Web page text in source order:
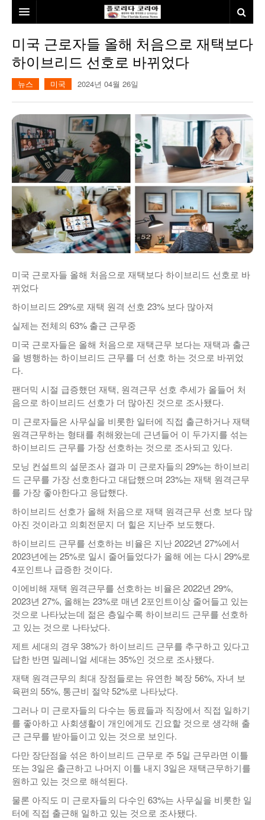
본사소개
뉴스
미국
발행인칼럼
김명열칼럼
이명덕칼럼
김선옥칼럼
김원동칼럼
건강
본보특집
100인선/독자광장
100인선
독자광장
여행
인근여행지
놀이공원
낚시/비치
골프
인터뷰/탐방
미국 근로자들 올해 처음으로 재택보다
하이브리드 선호로 바뀌었다
뉴스 미국 2024년 04월 26일
미국 근로자들 올해 처음으로 재택보다 하이브리드 선호로 바
뀌었다
하이브리드 29%로 재택 원격 선호 23% 보다 많아져
실제는 전체의 63% 출근 근무중
미국 근로자들은 올해 처음으로 재택근무 보다는 재택과 출근
을 병행하는 하이브리드 근무를 더 선호 하는 것으로 바뀌었
다.
팬더믹 시절 급증했던 재택, 원격근무 선호 추세가 올들어 처
음으로 하이브리드 선호가 더 많아진 것으로 조사됐다.
미 근로자들은 사무실을 비롯한 일터에 직접 출근하거나 재택
원격근무하는 형태를 취해왔는데 근년들어 이 두가지를 섞는
하이브리드 근무를 가장 선호하는 것으로 조사되고 있다.
모닝 컨설트의 설문조사 결과 미 근로자들의 29%는 하이브리
드 근무를 가장 선호한다고 대답했으며 23%는 재택 원격근무
를 가장 좋아한다고 응답했다.
하이브리드 선호가 올해 처음으로 재택 원격근무 선호 보다 많
아진 것이라고 의회전문지 더 힐은 지난주 보도했다.
하이브리드 근무를 선호하는 비율은 지난 2022년 27%에서
2023년에는 25%로 일시 줄어들었다가 올해 에는 다시 29%로
4포인트나 급증한 것이다.
이에비해 재택 원격근무를 선호하는 비율은 2022년 29%,
2023년 27%, 올해는 23%로 매년 2포인트이상 줄어들고 있는
것으로 나타났는데 젊은 층일수록 하이브리드 근무를 선호하
고 있는 것으로 나타났다.
제트 세대의 경우 38%가 하이브리드 근무를 추구하고 있다고
답한 반면 밀레니얼 세대는 35%인 것으로 조사됐다.
재택 원격근무의 최대 장점들로는 유연한 복장 56%, 자녀 보
육편의 55%, 통근비 절약 52%로 나타났다.
그러나 미 근로자들의 다수는 동료들과 직장에서 직접 일하기
를 좋아하고 사회생활이 개인에게도 긴요할 것으로 생각해 출
근 근무를 받아들이고 있는 것으로 보인다.
다만 장단점을 섞은 하이브리드 근무로 주 5일 근무라면 이틀
또는 3일은 출근하고 나머지 이틀 내지 3일은 재택근무하기를
원하고 있는 것으로 해석된다.
물론 아직도 미 근로자들의 다수인 63%는 사무실을 비롯한 일
터에 직접 출근해 일하고 있는 것으로 조사됐다.